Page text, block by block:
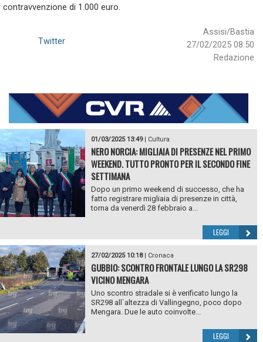
contravvenzione di 1.000 euro.
Assisi/Bastia
27/02/2025 08:50
Redazione
Twitter
01/03/2025 13:49| Cultura
NERO NORCIA: MIGLIAIA DI PRESENZE NEL PRIMO
WEEKEND. TUTTO PRONTO PER IL SECONDO FINE
SETTIMANA
Dopo un primo weekend di successo, che ha
fatto registrare migliaia di presenze in città,
torna da venerdì 28 febbraio a...
LEGGI
27/02/2025 10:18| Cronaca
GUBBIO: SCONTRO FRONTALE LUNGO LA SR298
VICINO MENGARA
Uno scontro stradale si è verificato lungo la
SR298 all`altezza di Vallingegno, poco dopo
Mengara. Due le auto coinvolte...
LEGGI